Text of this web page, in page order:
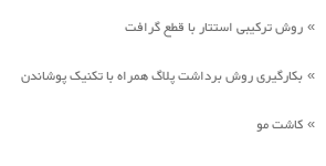
» روش ترکیبی استتار با قطع گرافت
» بکارگیری روش برداشت پلاگ همراه با تکنیک پوشاندن
» کاشت مو